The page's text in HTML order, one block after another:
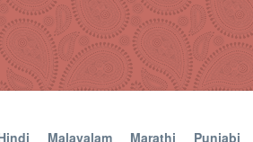
Malayalam Marathi Punjabi